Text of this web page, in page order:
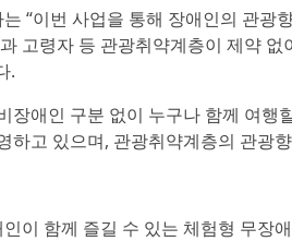
“이번 사업을 통해 장애인의 관
고령자 등 관광취약계층이 제약
.
장애인 구분 없이 누구나 함께 여
하고 있으며, 관광취약계층의 관광
이 함께 즐길 수 있는 체험형 무